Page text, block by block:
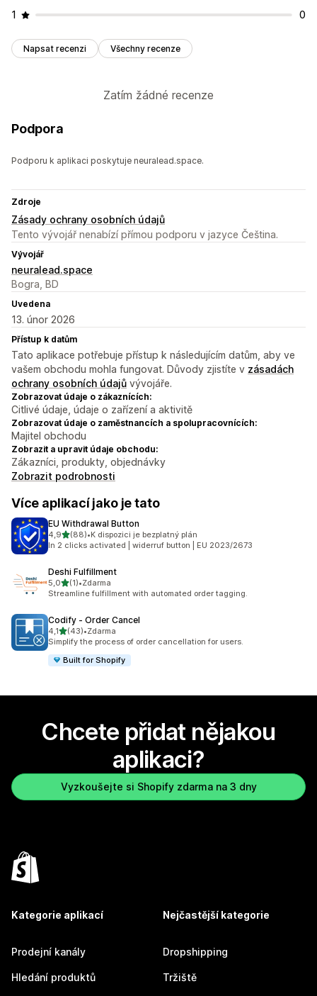
1
0
Napsat recenzi Všechny recenze
Zatím žádné recenze
Podpora
Podporu k aplikaci poskytuje neuralead.space.
Zdroje
Zásady ochrany osobních údajů
Tento vývojář nenabízí přímou podporu v jazyce Čeština.
Vývojář
neuralead.space
Bogra, BD
Uvedena
13. únor 2026
Přístup k datům
Tato aplikace potřebuje přístup k následujícím datům, aby ve
vašem obchodu mohla fungovat. Důvody zjistíte v zásadách
ochrany osobních údajů vývojáře.
Zobrazovat údaje o zákaznících:
Citlivé údaje, údaje o zařízení a aktivitě
Zobrazovat údaje o zaměstnancích a spolupracovnících:
Majitel obchodu
Zobrazit a upravit údaje obchodu:
Zákazníci, produkty, objednávky
Zobrazit podrobnosti
Více aplikací jako je tato
EU Withdrawal Button
4,9z 5 hvězd
(88)
Celkový počet recenzí: 88
•K dispozici je bezplatný plán
In 2 clicks activated | widerruf button | EU 2023/2673
Deshi Fulfillment
5,0z 5 hvězd
(1)
Celkový počet recenzí: 1
•Zdarma
Streamline fulfillment with automated order tagging.
Codify ‑ Order Cancel
4,1z 5 hvězd
(43)
Celkový počet recenzí: 43
•Zdarma
Simplify the process of order cancellation for users.
Built for Shopify
Chcete přidat nějakou
aplikaci?
Vyzkoušejte si Shopify zdarma na 3 dny
Kategorie aplikací
Prodejní kanály
Hledání produktů
Nejčastější kategorie
Dropshipping
Tržiště